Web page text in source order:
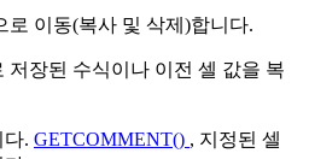
로 이동(복사 및 삭제)합니다.
저장된 수식이나 이전 셀 값을 복
다. GETCOMMENT() , 지정된 셀